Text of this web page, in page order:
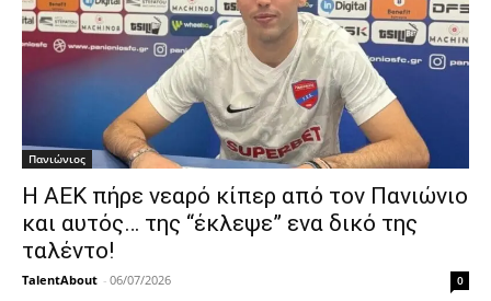
Πανιώνιος
Η ΑΕΚ πήρε νεαρό κίπερ από τον Πανιώνιο
και αυτός… της “έκλεψε” ενα δικό της
ταλέντο!
TalentAbout - 06/07/2026 0